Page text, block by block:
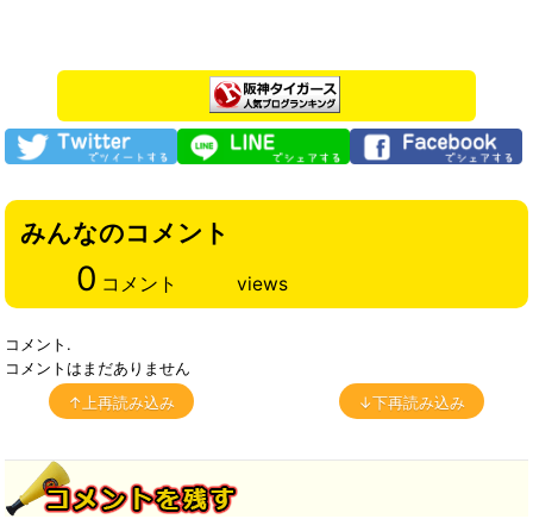
みんなのコメント
0 コメント views
コメント.
コメントはまだありません
↑上再読み込み
↓下再読み込み